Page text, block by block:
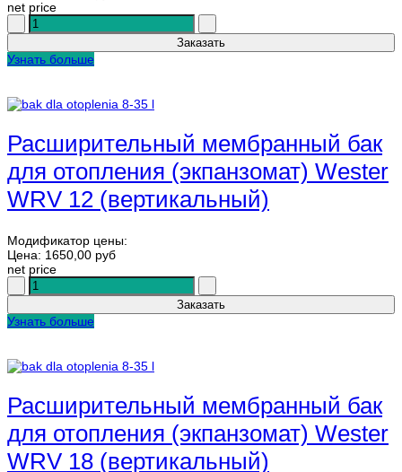
net price
Узнать больше
Расширительный мембранный бак
для отопления (экпанзомат) Wester
WRV 12 (вертикальный)
Модификатор цены:
Цена: 1650,00 руб
net price
Узнать больше
Расширительный мембранный бак
для отопления (экпанзомат) Wester
WRV 18 (вертикальный)